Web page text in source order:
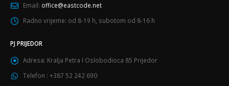
Email: office@eastcode.net
Radno vrijeme: od 8-19 h, subotom od 8-16 h
PJ PRIJEDOR
Adresa: Kralja Petra I Oslobodioca 85 Prijedor
Telefon : +387 52 242 690